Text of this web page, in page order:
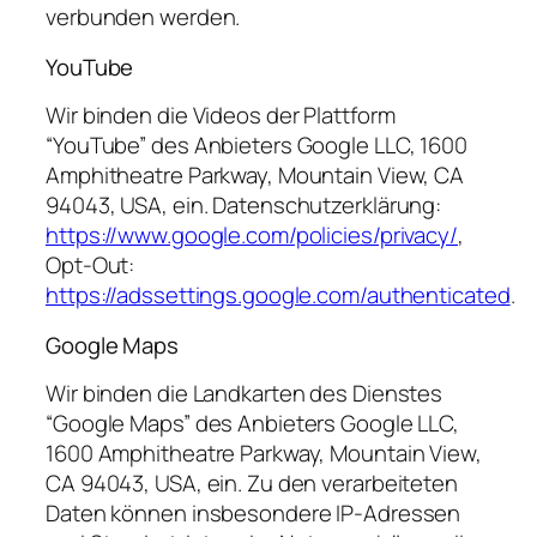
verbunden werden.
YouTube
Wir binden die Videos der Plattform
“YouTube” des Anbieters Google LLC, 1600
Amphitheatre Parkway, Mountain View, CA
94043, USA, ein. Datenschutzerklärung:
https://www.google.com/policies/privacy/,
Opt-Out:
https://adssettings.google.com/authenticated.
Google Maps
Wir binden die Landkarten des Dienstes
“Google Maps” des Anbieters Google LLC,
1600 Amphitheatre Parkway, Mountain View,
CA 94043, USA, ein. Zu den verarbeiteten
Daten können insbesondere IP-Adressen